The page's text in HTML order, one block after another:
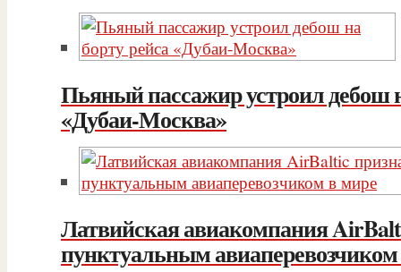
Пьяный пассажир устроил дебош
«Дубаи-Москва»
Латвийская авиакомпания
пунктуальным